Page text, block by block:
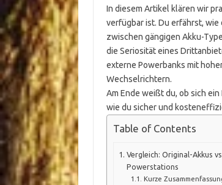
In diesem Artikel klären wir
verfügbar ist. Du erfährst,
zwischen gängigen Akku-
die Seriosität eines
externe Powerbanks mit
Wechselrichtern.
Am Ende weißt du, ob sich
wie du sicher und
Table of Contents
Vergleich: Original-Akkus
Powerstations
Kurze